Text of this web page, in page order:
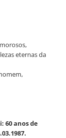
eternas da
60 anos de